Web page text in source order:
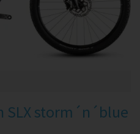
SLX storm´n´blue